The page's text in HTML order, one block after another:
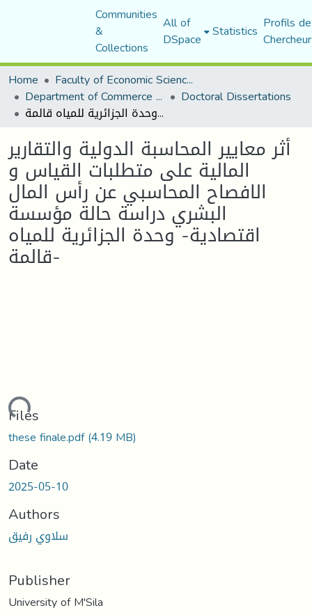
Communities
&
Collections
All of
DSpace Statistics Profils
Home
Faculty of Economic Sciences, Commerce and Management Sciences
Department of Commerce Science Doctoral Dissertations
أثر معايير المحاسبة الدولية والتقارير المالية على متطلبات القياس و الافصاح المحاسبي عن رأس المال البشري دراسة حالة مؤسسة اقتصادية- وحدة الجزائرية للمياه قالمة-
أثر معايير المحاسبة الدولية والتقارير
المالية على متطلبات القياس و
الافصاح المحاسبي عن رأس المال
البشري دراسة حالة مؤسسة
اقتصادية- وحدة الجزائرية للمياه
قالمة-
Files
these finale.pdf(4.19 MB)
Date
2025-05-10
Authors
سلاوي رفيق
Publisher
University of M'Sila